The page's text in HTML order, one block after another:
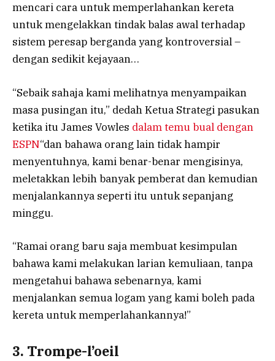
mencari cara untuk memperlahankan kereta
untuk mengelakkan tindak balas awal terhadap
sistem peresap berganda yang kontroversial –
dengan sedikit kejayaan…
“Sebaik sahaja kami melihatnya menyampaikan
masa pusingan itu,” dedah Ketua Strategi pasukan
ketika itu James Vowles dalam temu bual dengan
ESPN“dan bahawa orang lain tidak hampir
menyentuhnya, kami benar-benar mengisinya,
meletakkan lebih banyak pemberat dan kemudian
menjalankannya seperti itu untuk sepanjang
minggu.
“Ramai orang baru saja membuat kesimpulan
bahawa kami melakukan larian kemuliaan, tanpa
mengetahui bahawa sebenarnya, kami
menjalankan semua logam yang kami boleh pada
kereta untuk memperlahankannya!”
3. Trompe-l’oeil